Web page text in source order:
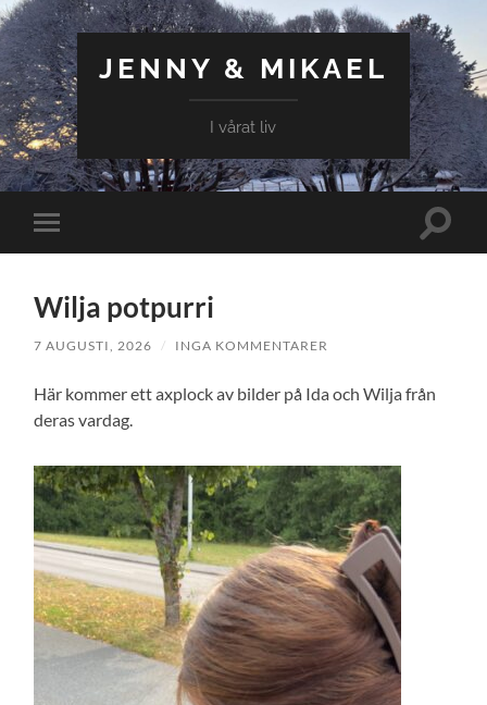
JENNY & MIKAEL
I vårat liv
Slå
på/av
Slå
Wilja potpurri
7 AUGUSTI, 2026 / INGA KOMMENTARER
Här kommer ett axplock av bilder på Ida och Wilja från
deras vardag.